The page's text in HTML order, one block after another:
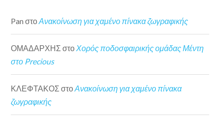
Pan στοΑνακοίνωση για χαμένο πίνακα ζωγραφικής
ΟΜΑΔΑΡΧΗΣ στο Χορός ποδοσφαιρικής ομάδας Μέντη
στο Precious
ΚΛΕΦΤΑΚΟΣ στοΑνακοίνωση για χαμένο πίνακα
ζωγραφικής